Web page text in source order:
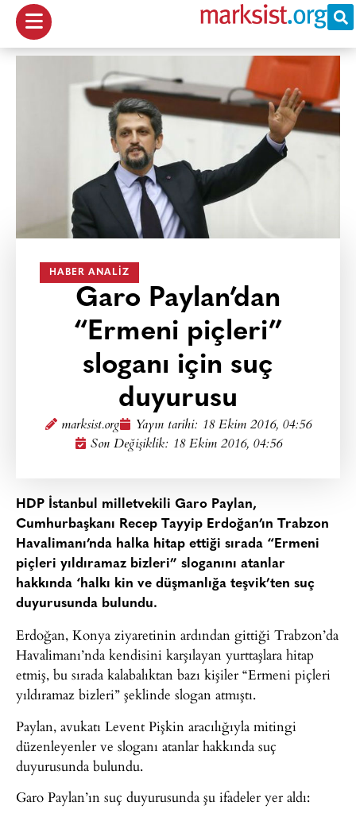
HABER ANALIZ
Garo Paylan’dan
“Ermeni piçleri”
sloganı için suç
duyurusu
marksist.org Yayın tarihi: 18 Ekim 2016, 04:56
Son Değişiklik: 18 Ekim 2016, 04:56
HDP İstanbul milletvekili Garo Paylan,
Cumhurbaşkanı Recep Tayyip Erdoğan’ın Trabzon
Havalimanı’nda halka hitap ettiği sırada “Ermeni
piçleri yıldıramaz bizleri” sloganını atanlar
hakkında ‘halkı kin ve düşmanlığa teşvik’ten suç
duyurusunda bulundu.
Erdoğan, Konya ziyaretinin ardından gittiği Trabzon’da
Havalimanı’nda kendisini karşılayan yurttaşlara hitap
etmiş, bu sırada kalabalıktan bazı kişiler “Ermeni piçleri
yıldıramaz bizleri” şeklinde slogan atmıştı.
Paylan, avukatı Levent Pişkin aracılığıyla mitingi
düzenleyenler ve sloganı atanlar hakkında suç
duyurusunda bulundu.
Garo Paylan’ın suç duyurusunda şu ifadeler yer aldı: